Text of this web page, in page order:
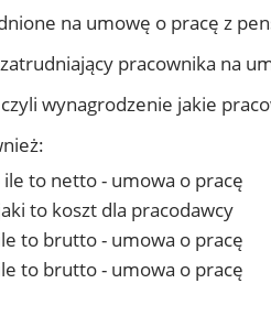
na umowę o pracę z
pracownika na
wynagrodzenie jakie
to netto - umowa o pracę
to koszt dla pracodawcy
to brutto - umowa o pracę
to brutto - umowa o pracę